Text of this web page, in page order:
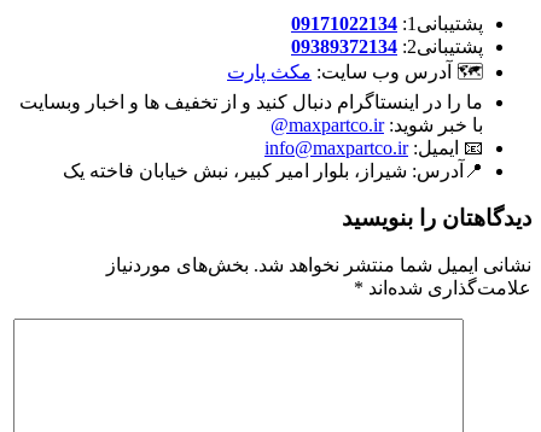
پشتیبانی1:
09171022134
پشتیبانی2:
09389372134
🗺 آدرس وب سایت: مکث پارت
ما را در اینستاگرام دنبال کنید و از تخفیف ها و اخبار وبسایت
با خبر شوید:maxpartco.ir@
📧 ایمیل:info@maxpartco.ir
📍آدرس: شیراز، بلوار امیر کبیر، نبش خیابان فاخته یک
دیدگاهتان را بنویسید
نشانی ایمیل شما منتشر نخواهد شد. بخش‌های موردنیاز
علامت‌گذاری شده‌اند *